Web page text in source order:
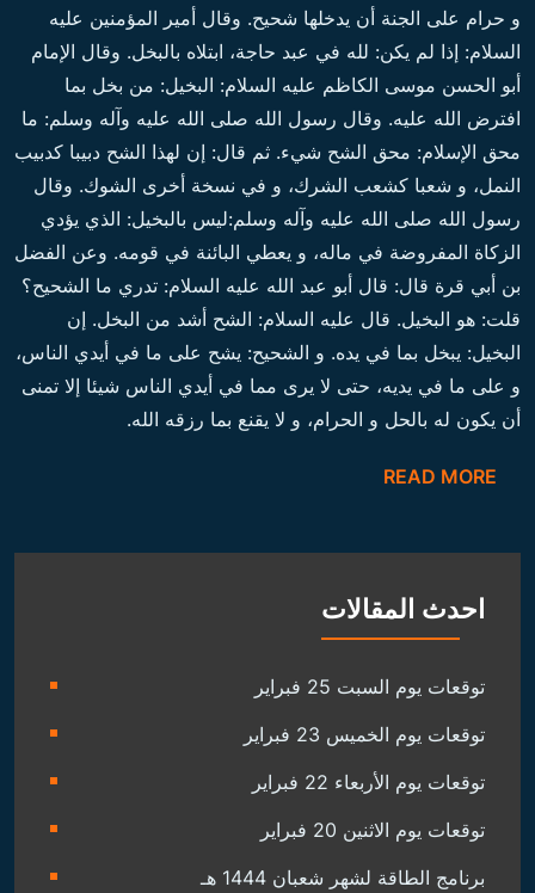
و حرام على الجنة أن يدخلها شحيح. وقال أمير المؤمنين عليه
السلام: إذا لم يكن: لله في عبد حاجة، ابتلاه بالبخل. وقال الإمام
أبو الحسن موسى الكاظم عليه السلام: البخيل: من بخل بما
افترض الله عليه. وقال رسول الله صلى الله عليه وآله وسلم: ما
محق الإسلام: محق الشح شيء. ثم قال: إن لهذا الشح دبيبا كدبيب
النمل، و شعبا كشعب الشرك، و في نسخة أخرى الشوك. وقال
رسول الله صلى الله عليه وآله وسلم:ليس بالبخيل: الذي يؤدي
الزكاة المفروضة في ماله، و يعطي البائنة في قومه. وعن الفضل
بن أبي قرة قال: قال أبو عبد الله عليه السلام: تدري ما الشحيح؟
قلت: هو البخيل. قال عليه السلام: الشح أشد من البخل. إن
البخيل: يبخل بما في يده. و الشحيح: يشح على ما في أيدي الناس،
و على ما في يديه، حتى لا يرى مما في أيدي الناس شيئا إلا تمنى
أن يكون له بالحل و الحرام، و لا يقنع بما رزقه الله.
READ MORE
احدث المقالات
توقعات يوم السبت 25 فبراير
توقعات يوم الخميس 23 فبراير
توقعات يوم الأربعاء 22 فبراير
توقعات يوم الاثنين 20 فبراير
برنامج الطاقة لشهر شعبان 1444 هـ